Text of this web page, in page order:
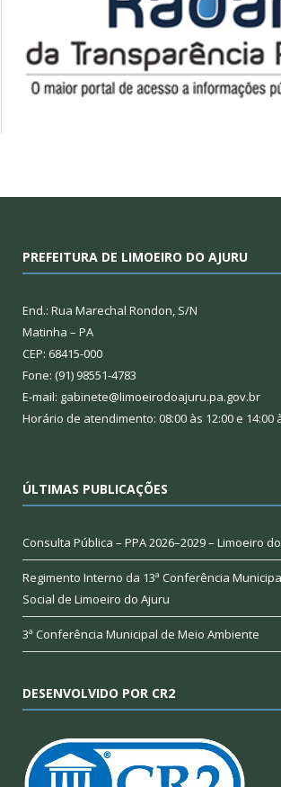
PREFEITURA DE LIMOEIRO DO AJURU
End.: Rua Marechal Rondon, S/N
Matinha – PA
CEP: 68415-000
Fone: (91) 98551-4783
E-mail: gabinete@limoeirodoajuru.pa.gov.br
Horário de atendimento: 08:00 às 12:00 e 14:00
ÚLTIMAS PUBLICAÇÕES
Consulta Pública – PPA 2026–2029 – Limoeiro
Regimento Interno da 13ª Conferência
Social de Limoeiro do Ajuru
3ª Conferência Municipal de Meio Ambiente
DESENVOLVIDO POR CR2